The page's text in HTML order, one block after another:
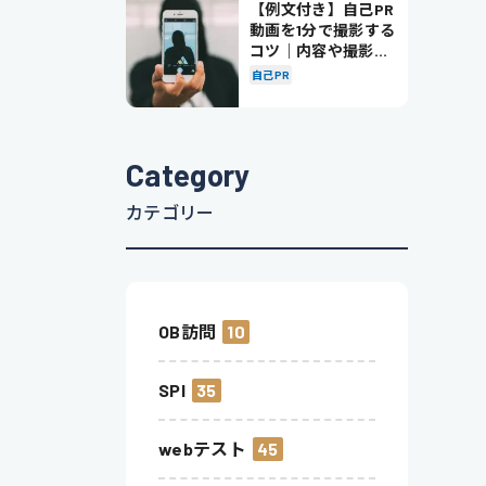
【例文付き】自己PR
動画を1分で撮影する
コツ｜内容や撮影の
ポイントも解説
自己PR
Category
カテゴリー
OB訪問 10
SPI 35
webテスト 45